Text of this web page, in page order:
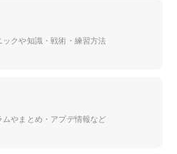
ックや知識・戦術・練習方法
やまとめ・アプデ情報など